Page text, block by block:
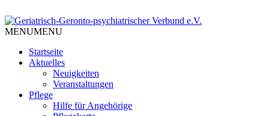
to
content
Geriatrisch-Geronto-
psychiatrischer Verbund e.V.
Tempelhof Schöneberg
MENUMENU
Startseite
Aktuelles
Neuigkeiten
Veranstaltungen
Pflege
Hilfe für Angehörige